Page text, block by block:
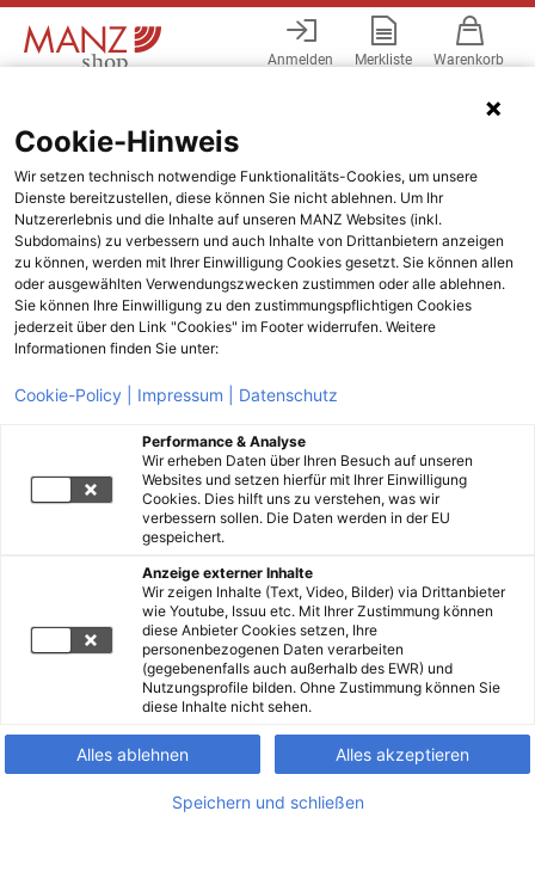
Anmelden Merkliste Warenkorb
Cookie-Hinweis
Wir setzen technisch notwendige Funktionalitäts-Cookies, um unsere
Dienste bereitzustellen, diese können Sie nicht ablehnen. Um Ihr
Nutzererlebnis und die Inhalte auf unseren MANZ Websites (inkl.
Subdomains) zu verbessern und auch Inhalte von Drittanbietern anzeigen
zu können, werden mit Ihrer Einwilligung Cookies gesetzt. Sie können allen
oder ausgewählten Verwendungszwecken zustimmen oder alle ablehnen.
Sie können Ihre Einwilligung zu den zustimmungspflichtigen Cookies
jederzeit über den Link "Cookies" im Footer widerrufen. Weitere
Informationen finden Sie unter:
Cookie-Policy | Impressum | Datenschutz
Performance & Analyse
Wir erheben Daten über Ihren Besuch auf unseren
Websites und setzen hierfür mit Ihrer Einwilligung
Cookies. Dies hilft uns zu verstehen, was wir
verbessern sollen. Die Daten werden in der EU
gespeichert.
Anzeige externer Inhalte
Wir zeigen Inhalte (Text, Video, Bilder) via Drittanbieter
wie Youtube, Issuu etc. Mit Ihrer Zustimmung können
diese Anbieter Cookies setzen, Ihre
personenbezogenen Daten verarbeiten
(gegebenenfalls auch außerhalb des EWR) und
Nutzungsprofile bilden. Ohne Zustimmung können Sie
diese Inhalte nicht sehen.
Alles ablehnen Alles akzeptieren
Speichern und schließen